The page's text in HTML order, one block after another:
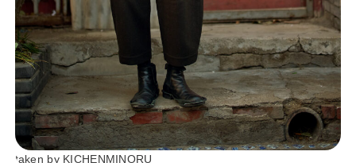
taken by KICHENMINORU